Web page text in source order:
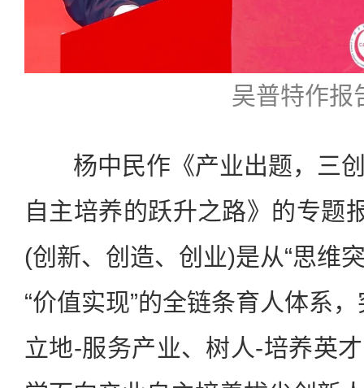
吴普特作报
杨中民作《产业出题，三创
自主培养的跃升之路》的专题
(创新、创造、创业)是从“思维
“价值实现”的全链条育人体系
立地-服务产业、树人-培养英